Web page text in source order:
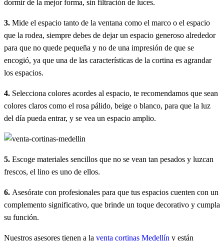
dormir de la mejor forma, sin filtración de luces.
3. Mide el espacio tanto de la ventana como el marco o el espacio
que la rodea, siempre debes de dejar un espacio generoso alrededor
para que no quede pequeña y no de una impresión de que se
encogió, ya que una de las características de la cortina es agrandar
los espacios.
4. Selecciona colores acordes al espacio, te recomendamos que sean
colores claros como el rosa pálido, beige o blanco, para que la luz
del día pueda entrar, y se vea un espacio amplio.
5. Escoge materiales sencillos que no se vean tan pesados y luzcan
frescos, el lino es uno de ellos.
6. Asesórate con profesionales para que tus espacios cuenten con un
complemento significativo, que brinde un toque decorativo y cumpla
su función.
Nuestros asesores tienen a la venta cortinas Medellín y están